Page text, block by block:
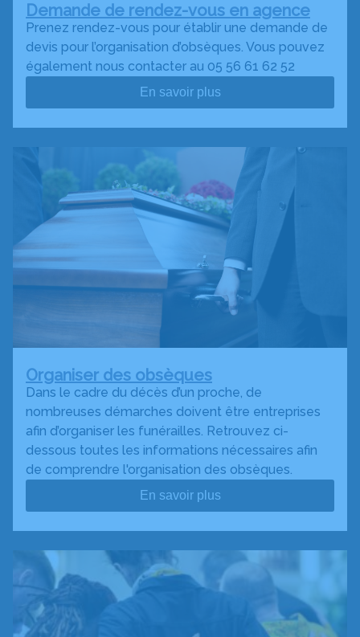
Demande de rendez-vous en agence
Prenez rendez-vous pour établir une demande de
devis pour l’organisation d’obsèques. Vous pouvez
également nous contacter au 05 56 61 62 52
En savoir plus
Organiser des obsèques
Dans le cadre du décès d’un proche, de
nombreuses démarches doivent être entreprises
afin d’organiser les funérailles. Retrouvez ci-
dessous toutes les informations nécessaires afin
de comprendre l'organisation des obsèques.
En savoir plus